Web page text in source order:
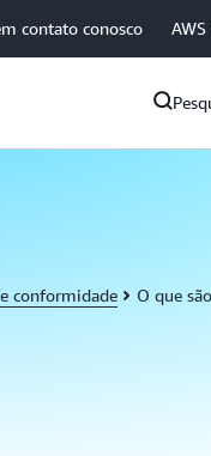
contato conosco
conformidade O que